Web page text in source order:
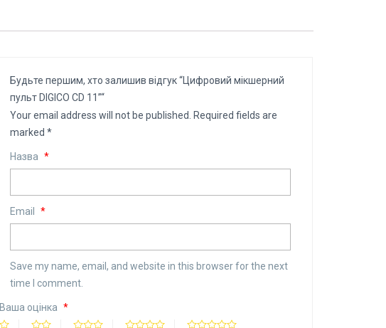
Будьте першим, хто залишив відгук “Цифровий мікшерний
пульт DIGICO CD 11”“
Your email address will not be published.
Required fields are
marked*
Назва *
Email *
Save my name, email, and website in this browser for the next
time I comment.
Ваша оцінка *